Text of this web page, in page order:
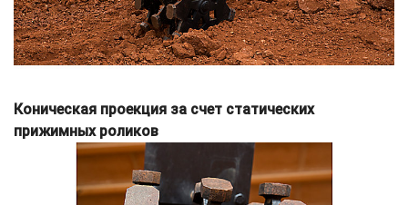
Коническая проекция за счет статических
прижимных роликов